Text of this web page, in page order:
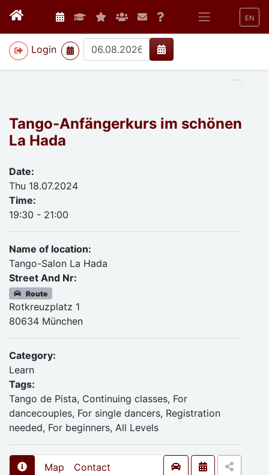
EN
Login
>
Tango-Anfängerkurs im schönen
La Hada
Date:
Thu 18.07.2024
Time:
19:30 - 21:00
Name of location:
Tango-Salon La Hada
Street And Nr:
Route
Rotkreuzplatz 1
80634 München
Category:
Learn
Tags:
Tango de Pista, Continuing classes, For
dancecouples, For single dancers, Registration
needed, For beginners, All Levels
Map Contact